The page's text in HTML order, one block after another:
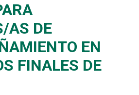
AS DE
EN
FINALES DE